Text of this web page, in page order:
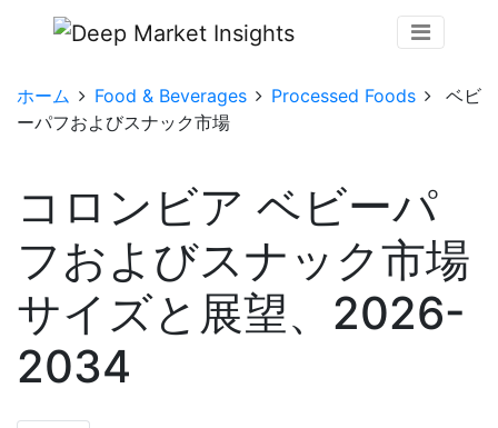
ホーム Food & Beverages Processed Foods
ベビ
ーパフおよびスナック市場
コロンビア ベビーパ
フおよびスナック市場
サイズと展望、2026-
2034